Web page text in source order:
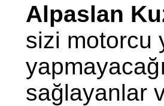
Alpaslan
sizi motorcu
sağlayanlar